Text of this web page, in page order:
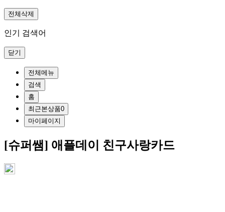
전체삭제
인기 검색어
닫기
전체메뉴
검색
홈
최근본상품0
마이페이지
[슈퍼쌤] 애플데이 친구사랑카드